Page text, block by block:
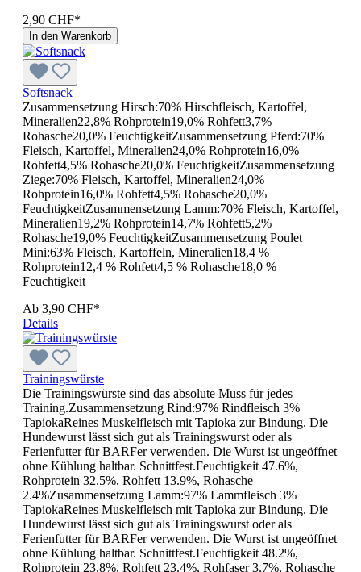
2,90 CHF*
In den Warenkorb
Softsnack
Zusammensetzung Hirsch:70% Hirschfleisch, Kartoffel,
Mineralien22,8% Rohprotein19,0% Rohfett3,7%
Rohasche20,0% FeuchtigkeitZusammensetzung Pferd:70%
Fleisch, Kartoffel, Mineralien24,0% Rohprotein16,0%
Rohfett4,5% Rohasche20,0% FeuchtigkeitZusammensetzung
Ziege:70% Fleisch, Kartoffel, Mineralien24,0%
Rohprotein16,0% Rohfett4,5% Rohasche20,0%
FeuchtigkeitZusammensetzung Lamm:70% Fleisch, Kartoffel,
Mineralien19,2% Rohprotein14,7% Rohfett5,2%
Rohasche19,0% FeuchtigkeitZusammensetzung Poulet
Mini:63% Fleisch, Kartoffeln, Mineralien18,4 %
Rohprotein12,4 % Rohfett4,5 % Rohasche18,0 %
Feuchtigkeit
Ab 3,90 CHF*
Details
Trainingswürste
Die Trainingswürste sind das absolute Muss für jedes
Training.Zusammensetzung Rind:97% Rindfleisch 3%
TapiokaReines Muskelfleisch mit Tapioka zur Bindung. Die
Hundewurst lässt sich gut als Trainingswurst oder als
Ferienfutter für BARFer verwenden. Die Wurst ist ungeöffnet
ohne Kühlung haltbar. Schnittfest.Feuchtigkeit 47.6%,
Rohprotein 32.5%, Rohfett 13.9%, Rohasche
2.4%Zusammensetzung Lamm:97% Lammfleisch 3%
TapiokaReines Muskelfleisch mit Tapioka zur Bindung. Die
Hundewurst lässt sich gut als Trainingswurst oder als
Ferienfutter für BARFer verwenden. Die Wurst ist ungeöffnet
ohne Kühlung haltbar. Schnittfest.Feuchtigkeit 48.2%,
Rohprotein 23.8%, Rohfett 23.4%, Rohfaser 3.7%, Rohasche